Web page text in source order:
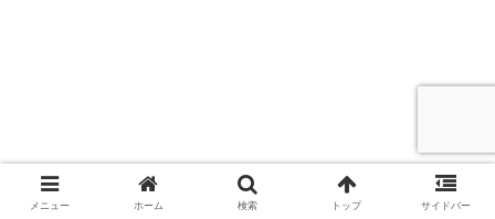
メニュー ホーム 検索 トップ サイドバー